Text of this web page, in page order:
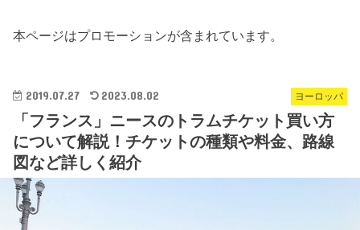
本ページはプロモーションが含まれています。
ヨーロッパ
2019.07.27 2023.08.02
「フランス」ニースのトラムチケット買い方
について解説！チケットの種類や料金、路線
図など詳しく紹介